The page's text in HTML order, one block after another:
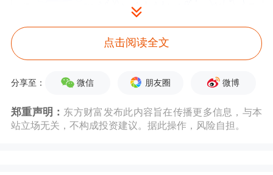
网易 ：卖空股份从14日的66.98万股激
增至16日的261.19万股，增幅高达
290%。
点击阅读全文
分享至： 微信 朋友圈 微博
郑重声明： 东方财富发布此内容旨在传播更多信息，与本
站立场无关，不构成投资建议。据此操作，风险自担。